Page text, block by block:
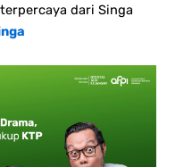
dari Singa